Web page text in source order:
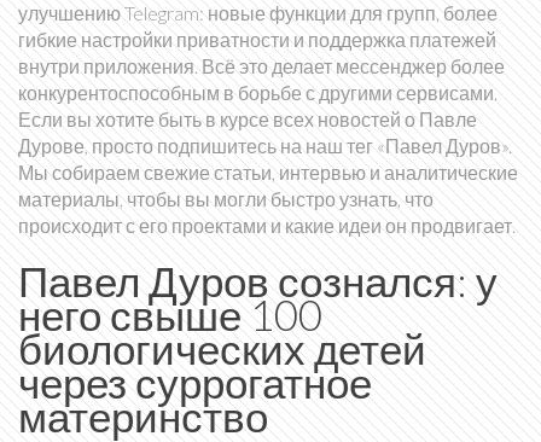
улучшению Telegram: новые функции для групп, более
гибкие настройки приватности и поддержка платежей
внутри приложения. Всё это делает мессенджер более
конкурентоспособным в борьбе с другими сервисами.
Если вы хотите быть в курсе всех новостей о Павле
Дурове, просто подпишитесь на наш тег «Павел Дуров».
Мы собираем свежие статьи, интервью и аналитические
материалы, чтобы вы могли быстро узнать, что
происходит с его проектами и какие идеи он продвигает.
Павел Дуров сознался: у
него свыше 100
биологических детей
через суррогатное
материнство